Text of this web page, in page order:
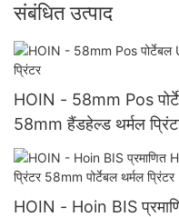
संबंधित उत्पाद
HOIN - 58mm Pos
58mm हैंडहेल्ड थर्मल
HOIN - Hoin BIS